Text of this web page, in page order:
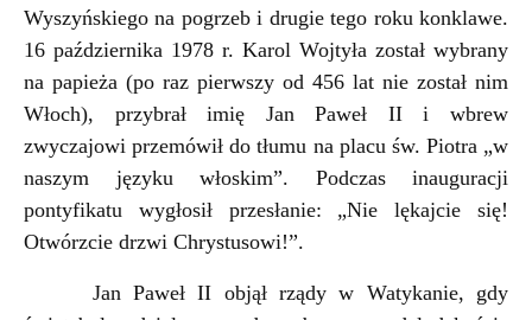
Wyszyńskiego na pogrzeb i drugie tego roku konklawe.
16 października 1978 r. Karol Wojtyła został wybrany
na papieża (po raz pierwszy od 456 lat nie został nim
Włoch), przybrał imię Jan Paweł II i wbrew
zwyczajowi przemówił do tłumu na placu św. Piotra „w
naszym języku włoskim”. Podczas inauguracji
pontyfikatu wygłosił przesłanie: „Nie lękajcie się!
Otwórzcie drzwi Chrystusowi!”.
Jan Paweł II objął rządy w Watykanie, gdy